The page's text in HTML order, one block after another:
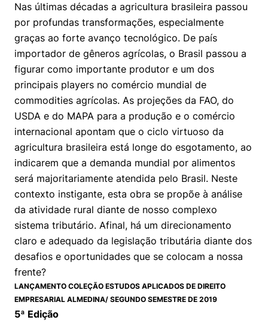
Nas últimas décadas a agricultura brasileira passou
por profundas transformações, especialmente
graças ao forte avanço tecnológico. De país
importador de gêneros agrícolas, o Brasil passou a
figurar como importante produtor e um dos
principais players no comércio mundial de
commodities agrícolas. As projeções da FAO, do
USDA e do MAPA para a produção e o comércio
internacional apontam que o ciclo virtuoso da
agricultura brasileira está longe do esgotamento, ao
indicarem que a demanda mundial por alimentos
será majoritariamente atendida pelo Brasil. Neste
contexto instigante, esta obra se propõe à análise
da atividade rural diante de nosso complexo
sistema tributário. Afinal, há um direcionamento
claro e adequado da legislação tributária diante dos
desafios e oportunidades que se colocam a nossa
frente?
LANÇAMENTO COLEÇÃO ESTUDOS APLICADOS DE DIREITO
EMPRESARIAL ALMEDINA/ SEGUNDO SEMESTRE DE 2019
5ª Edição